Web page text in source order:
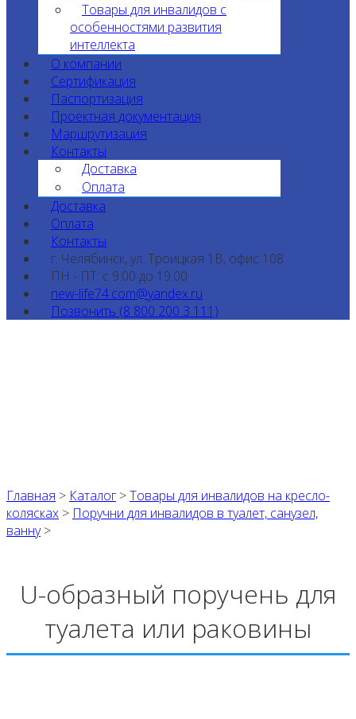
Товары для инвалидов с
особенностями развития
интеллекта
О компании
Сертификация
Паспортизация
Проектная документация
Маршрутизация
Контакты
Доставка
Оплата
Доставка
Оплата
Контакты
г. Челябинск, ул. Троицкая 1В, офис 108
ПН - ПТ: с 9:00 до 19:00
new-life74.com@yandex.ru
Позвонить (8 800 200 3 111)
Главная > Каталог >Товары для инвалидов на кресло-
колясках > Поручни для инвалидов в туалет, санузел,
ванну>
U-образный поручень для
туалета или раковины